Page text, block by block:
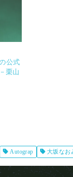
公式
栗山
Autograp 大坂なお